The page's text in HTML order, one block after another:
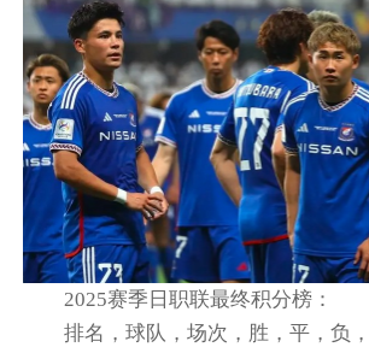
2025赛季日职联最终积分榜：
排名，球队，场次，胜，平，负